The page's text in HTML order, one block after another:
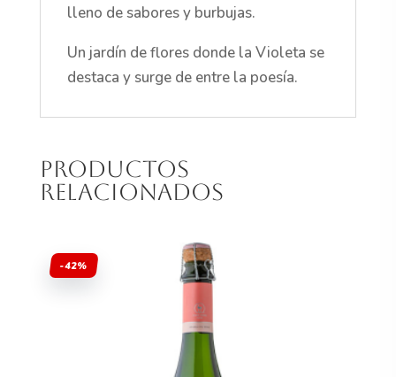
lleno de sabores y burbujas.
Un jardín de flores donde la Violeta se
destaca y surge de entre la poesía.
Productos
relacionados
-42%